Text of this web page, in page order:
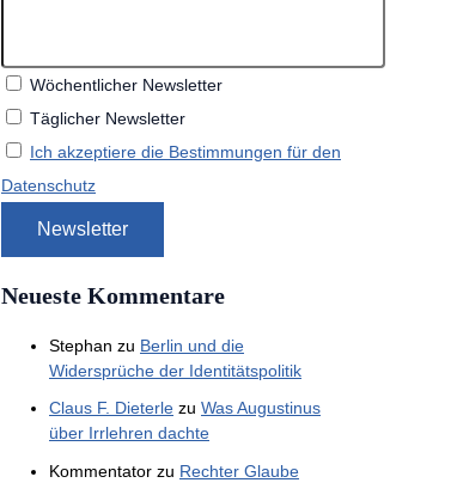
Wöchentlicher Newsletter
Täglicher Newsletter
Ich akzeptiere die Bestimmungen für den
Datenschutz
Neueste Kommentare
Stephan zu Berlin und die
Widersprüche der Identitätspolitik
Claus F. Dieterle zu Was Augustinus
über Irrlehren dachte
Kommentator zu Rechter Glaube